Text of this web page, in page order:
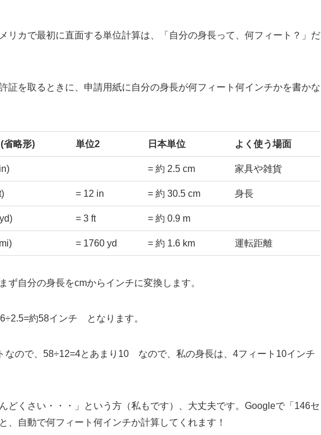
リカで最初に直面する単位計算は、「自分の身長って、何フィート？」だ
証を取るときに、申請用紙に自分の身長が何フィート何インチかを書かな
省略形) 単位2 日本単位 よく使う場面
= 約 2.5 cm 家具や雑貨
= 12 in = 約 30.5 cm 身長
= 3 ft = 約 0.9 m
= 1760 yd = 約 1.6 km 運転距離
ず自分の身長をcmからインチに変換します。
約58インチ となります。
なので、58÷12=4とあまり10 なので、私の身長は、4フィート10インチ
どくさい・・・」という方（私もです）、大丈夫です。Googleで「146セ
自動で何フィート何インチか計算してくれます！